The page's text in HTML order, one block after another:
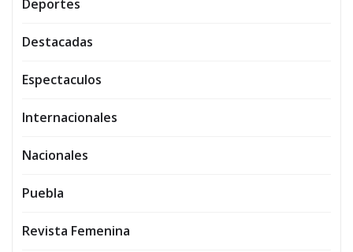
Deportes
Destacadas
Espectaculos
Internacionales
Nacionales
Puebla
Revista Femenina